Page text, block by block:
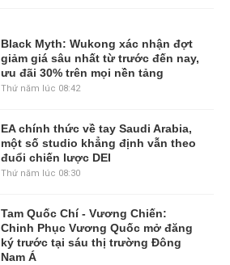
Black Myth: Wukong xác nhận đợt
giảm giá sâu nhất từ trước đến nay,
ưu đãi 30% trên mọi nền tảng
Thứ năm lúc 08:42
EA chính thức về tay Saudi Arabia,
một số studio khẳng định vẫn theo
đuổi chiến lược DEI
Thứ năm lúc 08:30
Tam Quốc Chí - Vương Chiến:
Chinh Phục Vương Quốc mở đăng
ký trước tại sáu thị trường Đông
Nam Á